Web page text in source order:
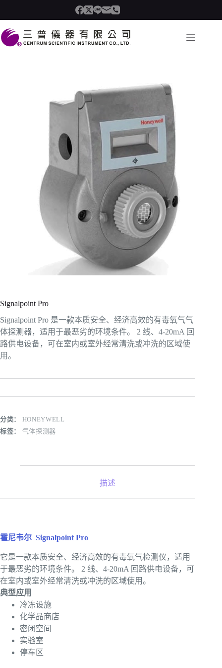
至
内
容
Signalpoint Pro
Signalpoint Pro 是一款本质安全、经济高效的有毒氧气气
体探测器​​，适用于最恶劣的环境条件。 2 线、4-20mA 回
路供电设备，可在室内或室外经常清洗或冲洗的区域使
用。
分类： HONEYWELL
标签： 气体探测器
描述
霍尼韦尔 Signalpoint Pro
它是一款本质安全、经济高效的有毒氧气检测仪，适用
于最恶劣的环境条件。 2 线、4-20mA 回路供电设备，可
在室内或室外经常清洗或冲洗的区域使用。
典型应用
冷冻设施
化学品商店
密闭空间
实验室
停车区